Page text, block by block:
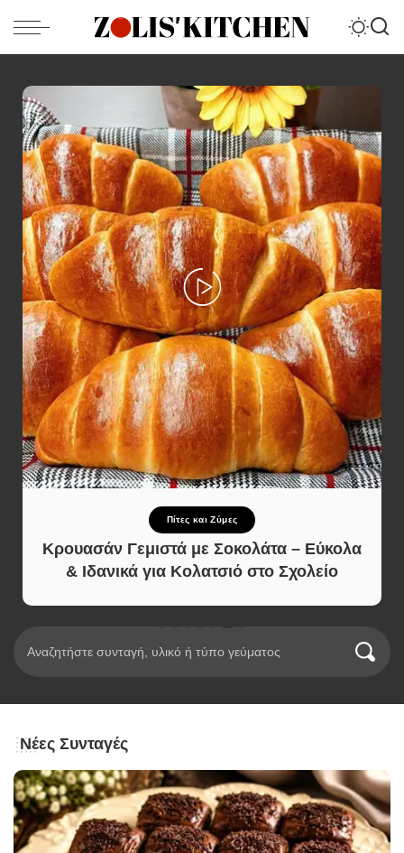
Πίτες και Ζύμες
Κρουασάν Γεμιστά με Σοκολάτα – Εύκολα
& Ιδανικά για Κολατσιό στο Σχολείο
Νέες Συνταγές